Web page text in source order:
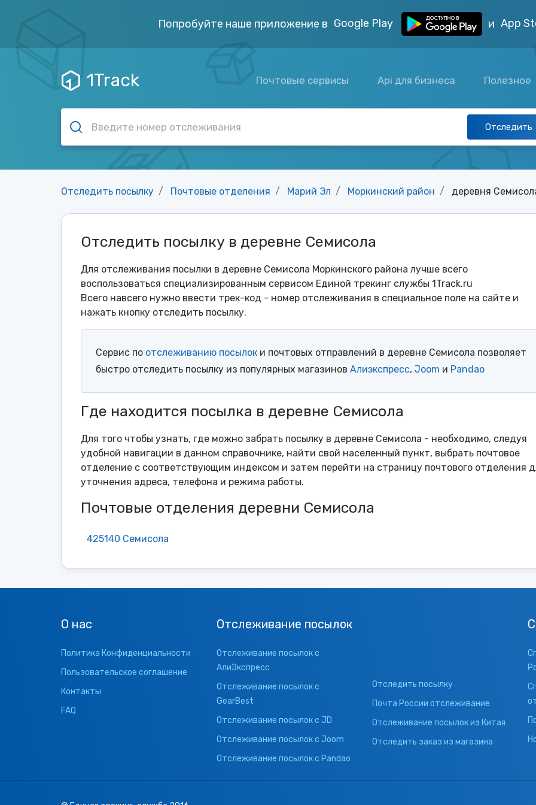
Попробуйте наше приложение в Google Play и App
1Track Почтовые сервисы Api для бизнеса Полезное
Отследить
Отследить посылку Почтовые отделения Марий Эл Моркинский район деревня
Отследить посылку в деревне Семисола
Для отслеживания посылки в деревне Семисола Моркинского района лучше всего
воспользоваться специализированным сервисом Единой трекинг службы 1Track.ru
Всего навсего нужно ввести трек-код - номер отслеживания в специальное поле на сайте и
нажать кнопку отследить посылку.
Сервис по отслеживанию посылок и почтовых отправлений в деревне Семисола позволяет
быстро отследить посылку из популярных магазинов Алиэкспресс, Joom и Pandao
Где находится посылка в деревне Семисола
Для того чтобы узнать, где можно забрать посылку в деревне Семисола - необходимо, следуя
удобной навигации в данном справочнике, найти свой населенный пункт, выбрать почтовое
отделение с соответствующим индексом и затем перейти на страницу почтового отделения
уточнения адреса, телефона и режима работы.
Почтовые отделения деревни Семисола
425140 Семисола
О нас
Политика Конфиденциальности
Пользовательское соглашение
Контакты
FAQ
Отслеживание посылок
Отслеживание посылок с
АлиЭкспресс
Отслеживание посылок с
GearBest
Отслеживание посылок с JD
Отслеживание посылок с Joom
Отслеживание посылок с Pandao
Отследить посылку
Почта России отслеживание
Отслеживание посылок из Китая
Отследить заказ из магазина